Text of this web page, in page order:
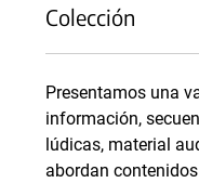
Colección
Presentamos una
información,
lúdicas, material
abordan